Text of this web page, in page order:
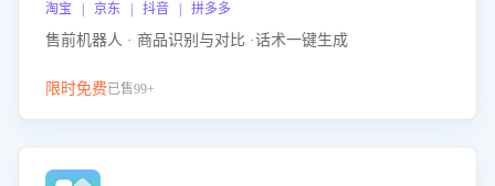
淘宝 | 京东 | 抖音 | 拼多多
售前机器人 · 商品识别与对比 ·话术一键生成
限时免费已售99+